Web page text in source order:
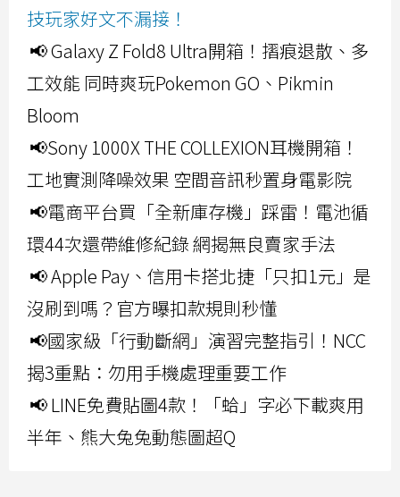
技玩家好文不漏接！
📢 Galaxy Z Fold8 Ultra開箱！摺痕退散、多
工效能 同時爽玩Pokemon GO、Pikmin
Bloom
📢Sony 1000X THE COLLEXION耳機開箱！
工地實測降噪效果 空間音訊秒置身電影院
📢電商平台買「全新庫存機」踩雷！電池循
環44次還帶維修紀錄 網揭無良賣家手法
📢 Apple Pay、信用卡搭北捷「只扣1元」是
沒刷到嗎？官方曝扣款規則秒懂
📢國家級「行動斷網」演習完整指引！NCC
揭3重點：勿用手機處理重要工作
📢 LINE免費貼圖4款！「蛤」字必下載爽用
半年、熊大兔兔動態圖超Q